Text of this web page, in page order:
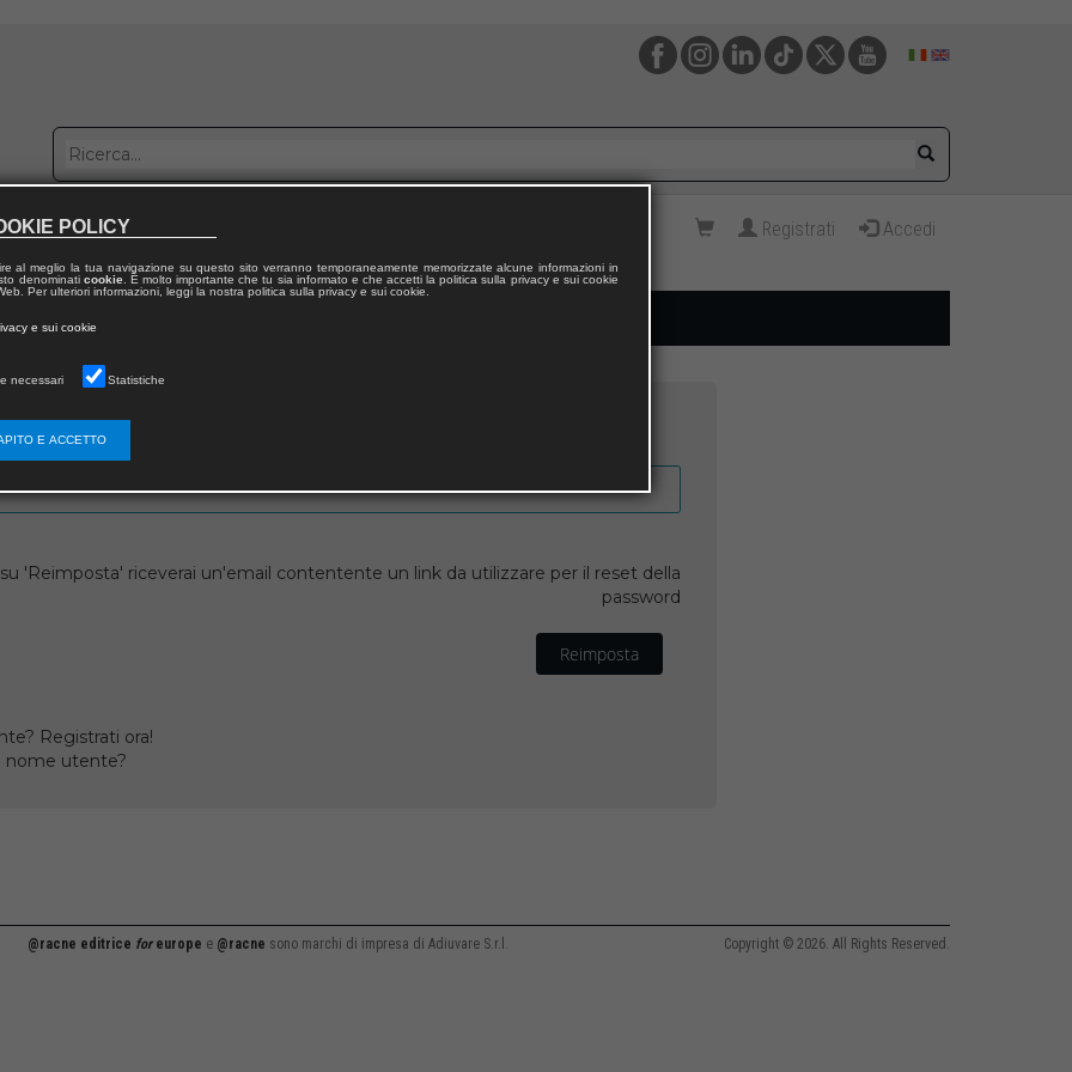
con noi Registrati Accedi
'Reimposta' riceverai un'email contentente un link da utilizzare per il reset della
password
Reimposta
Registrati ora!
nome utente?
@racne editrice foreurope e @racne sono marchi di impresa di Adiuvare S.r.l. Copyright © 2026. All Rights Reserved.
POLICY
al meglio la tua navigazione su questo sito verranno temporaneamente memorizzate alcune informazioni in
denominati cookie. È molto importante che tu sia informato e che accetti la politica sulla privacy e sui cookie
Per ulteriori informazioni, leggi la nostra politica sulla privacy e sui cookie.
e sui cookie
necessari Statistiche
E ACCETTO